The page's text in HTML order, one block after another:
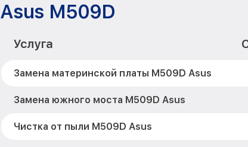
Asus M509D
Услуга
Замена материнской платы M509D Asus
Замена южного моста M509D Asus
Чистка от пыли M509D Asus